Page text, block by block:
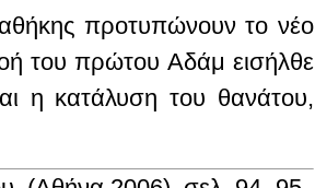
προτυπώνουν το νέο
του πρώτου Αδάμ εισήλθε
η κατάλυση του θανάτου,